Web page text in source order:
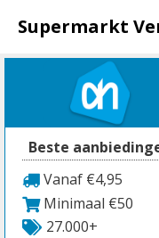
naar
inhoud
Supermarkt
Beste
Vanaf €4,95
Minimaal €50
27.000+